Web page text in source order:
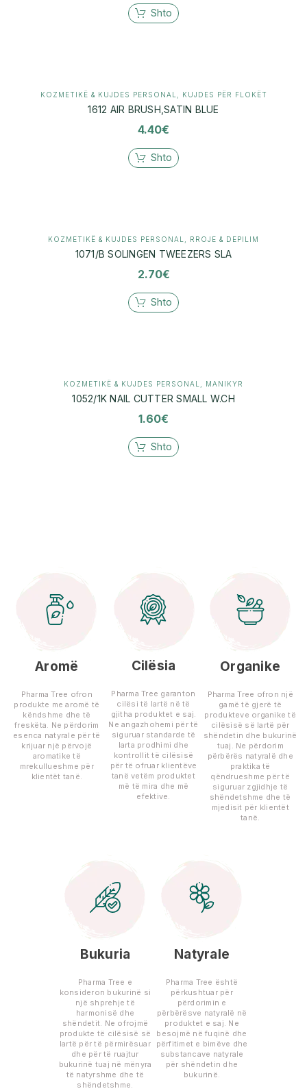
Shto
KOZMETIKË & KUJDES PERSONAL KUJDES PËR FLOKËT
1612 AIR BRUSH,SATIN BLUE
4.40€
Shto
KOZMETIKË & KUJDES PERSONAL RROJE & DEPILIM
1071/B SOLINGEN TWEEZERS SLA
2.70€
Shto
KOZMETIKË & KUJDES PERSONAL MANIKYR
1052/1K NAIL CUTTER SMALL W.CH
1.60€
Shto
Aromë
Pharma Tree ofron
produkte me aromë të
këndshme dhe të
freskëta. Ne përdorim
esenca natyrale për të
krijuar një përvojë
aromatike të
mrekullueshme për
klientët tanë.
Cilësia
Pharma Tree garanton
cilësi të lartë në të
gjitha produktet e saj.
Ne angazhohemi për të
siguruar standarde të
larta prodhimi dhe
kontrollit të cilësisë
për të ofruar klientëve
tanë vetëm produktet
më të mira dhe më
efektive.
Organike
Pharma Tree ofron një
gamë të gjerë të
produkteve organike të
cilësisë së lartë për
shëndetin dhe bukurinë
tuaj. Ne përdorim
përbërës natyralë dhe
praktika të
qëndrueshme për të
siguruar zgjidhje të
shëndetshme dhe të
mjedisit për klientët
tanë.
Bukuria
Pharma Tree e
konsideron bukurinë si
një shprehje të
harmonisë dhe
shëndetit. Ne ofrojmë
produkte të cilësisë së
lartë për të përmirësuar
dhe për të ruajtur
bukurinë tuaj në mënyra
të natyrshme dhe të
shëndetshme.
Natyrale
Pharma Tree është
përkushtuar për
përdorimin e
përbërësve natyralë në
produktet e saj. Ne
besojmë në fuqinë dhe
përfitimet e bimëve dhe
substancave natyrale
për shëndetin dhe
bukurinë.